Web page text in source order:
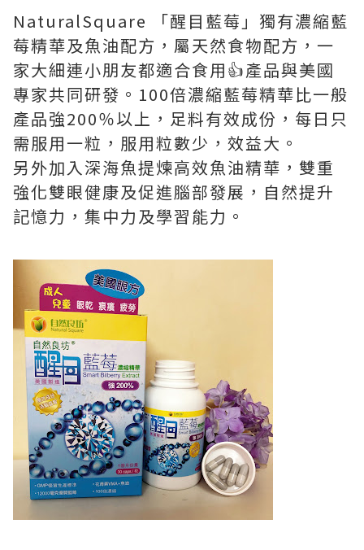
NaturalSquare 「醒目藍莓」獨有濃縮藍
莓精華及魚油配方，屬天然食物配方，一
家大細連小朋友都適合食用👍產品與美國
專家共同研發。100倍濃縮藍莓精華比一般
產品強200％以上，足料有效成份，每日只
需服用一粒，服用粒數少，效益大。
另外加入深海魚提煉高效魚油精華，雙重
強化雙眼健康及促進腦部發展，自然提升
記憶力，集中力及學習能力。